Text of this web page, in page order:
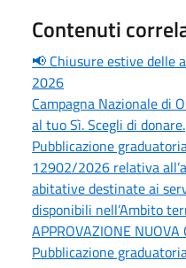
Contenuti
📢 Chiusure estive delle
2026
Campagna Nazionale di
al tuo Sì. Scegli di donare.
Pubblicazione
12902/2026 relativa
abitative destinate ai
disponibili nell’Ambito
APPROVAZIONE NUOVA
Pubblicazione